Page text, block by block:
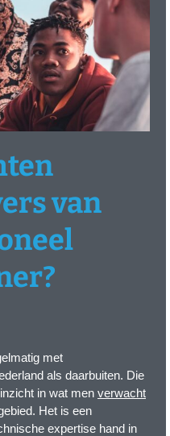
van
met
als daarbuiten. Die
in wat men verwacht
Het is een
expertise hand in